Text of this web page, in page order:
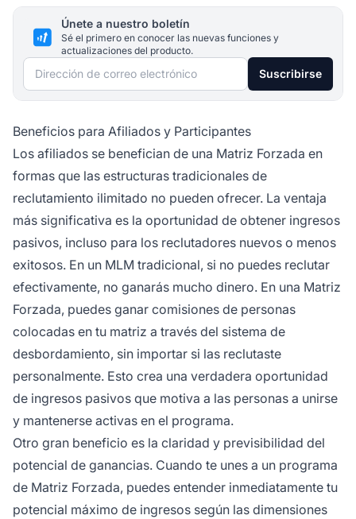
Únete a nuestro boletín
Sé el primero en conocer las nuevas funciones y
actualizaciones del producto.
Dirección de correo electrónico Suscribirse
Beneficios para Afiliados y Participantes
Los afiliados se benefician de una Matriz Forzada en
formas que las estructuras tradicionales de
reclutamiento ilimitado no pueden ofrecer. La ventaja
más significativa es la oportunidad de obtener ingresos
pasivos, incluso para los reclutadores nuevos o menos
exitosos. En un MLM tradicional, si no puedes reclutar
efectivamente, no ganarás mucho dinero. En una Matriz
Forzada, puedes ganar comisiones de personas
colocadas en tu matriz a través del sistema de
desbordamiento, sin importar si las reclutaste
personalmente. Esto crea una verdadera oportunidad
de ingresos pasivos que motiva a las personas a unirse
y mantenerse activas en el programa.
Otro gran beneficio es la claridad y previsibilidad del
potencial de ganancias. Cuando te unes a un programa
de Matriz Forzada, puedes entender inmediatamente tu
potencial máximo de ingresos según las dimensiones